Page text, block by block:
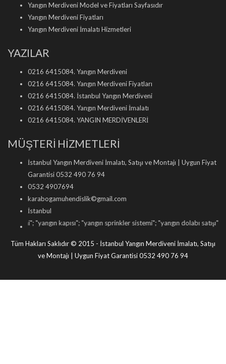
Yangın Merdiveni Model ve Fiyatları Sayfasıdır
Yangın Merdiveni Fiyatları
Yangın Merdiveni İmalatı Hizmetleri
YAZILAR
0216 6415084. Yangın Merdiveni
0216 6415084. Yangın Merdiveni Fiyatları
0216 6415084. İstanbul Yangın Merdiveni
0216 6415084. Yangın Merdiveni İmalatı
0216 6415084. YANGIN MERDİVENLERİ
MÜŞTERİ HİZMETLERİ
İstanbul Yangın Merdiveni İmalatı, Satışı ve Montajı | Uygun Fiyat
Garantisi 0532 490 76 94
0532 4907694
karabogamuhendislik©gmail.com
İstanbul
yangın kapısı"; "yangın sprinkler sistemi"; "yangın dolabı satışı"; "yangın
Tüm Hakları Saklıdır © 2015 - İstanbul Yangın Merdiveni İmalatı, Satışı
ve Montajı | Uygun Fiyat Garantisi 0532 490 76 94